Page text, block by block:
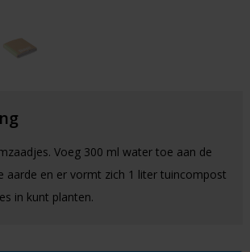
Voeg 300 ml water toe aan de
aarde en er vormt zich 1 liter tuincompost
in kunt planten.